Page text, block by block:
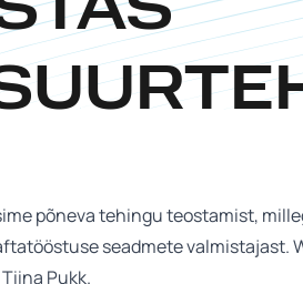
põneva tehingu teostamist,
seadmete valmistajast.
Pukk.